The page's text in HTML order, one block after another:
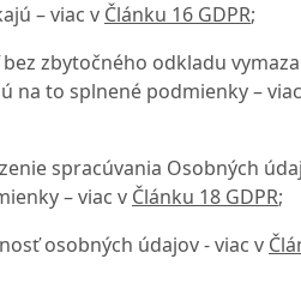
– viac v Článku 16 GDPR;
zbytočného odkladu
na to splnené podmienky –
spracúvania Osobných
– viac v Článku 18 GDPR;
osobných údajov - viac v